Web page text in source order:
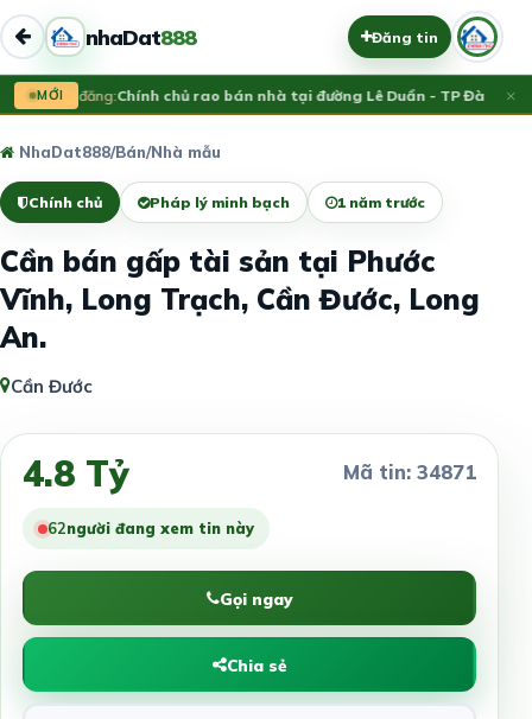
nhaDat888 Đăng tin
MỚI
Vừa đăng:Chính chủ rao bán nhà tại đường Lê Duẩn - TP Đà Nẵng;
×
NhaDat888/Bán/Nhà mẫu
Chính chủ Pháp lý minh bạch 1 năm trước
Cần bán gấp tài sản tại Phước
Vĩnh, Long Trạch, Cần Đước, Long
An.
Cần Đước
4.8 Tỷ Mã tin: 34871
62người đang xem tin này
Gọi ngay
Chia sẻ